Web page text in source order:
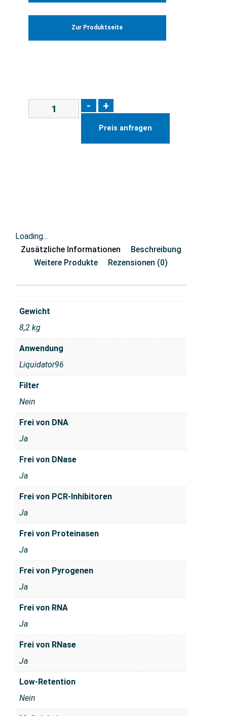
Zur Produktseite
- +
Preis anfragen
Loading...
Zusätzliche Informationen
Beschreibung
Weitere Produkte
Rezensionen (0)
Gewicht
8,2 kg
Anwendung
Liquidator96
Filter
Nein
Frei von DNA
Ja
Frei von DNase
Ja
Frei von PCR-Inhibitoren
Ja
Frei von Proteinasen
Ja
Frei von Pyrogenen
Ja
Frei von RNA
Ja
Frei von RNase
Ja
Low-Retention
Nein